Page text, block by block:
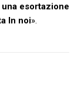
esortazione
In noi».